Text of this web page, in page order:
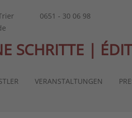
0651 - 30 06 98
SCHRITTE |
VERANSTALTUNGEN